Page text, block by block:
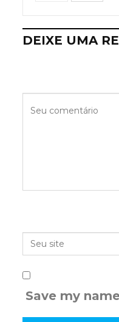
DEIXE UMA
Save my